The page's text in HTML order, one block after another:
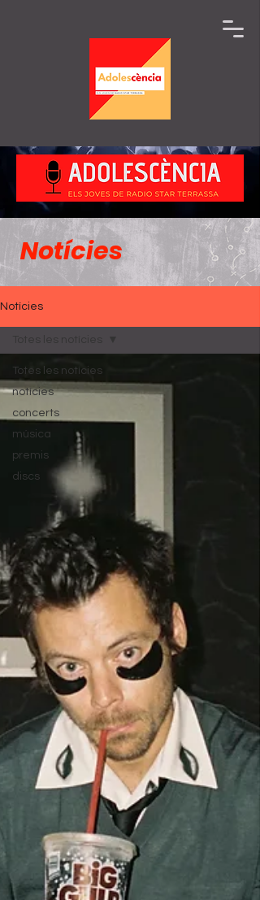
Notícies
Notícies
Totes les notícies
notícies
concerts
música
premis
discs